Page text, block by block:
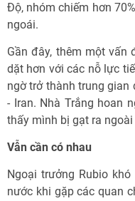
Độ, nhóm chiếm hơn
ngoái.
Gần đây, thêm một vấn
dặt hơn với các nỗ lực
ngờ trở thành trung
- Iran. Nhà Trắng hoan
thấy mình bị gạt ra ngoài
Vẫn cần có nhau
Ngoại trưởng Rubio
nước khi gặp các quan